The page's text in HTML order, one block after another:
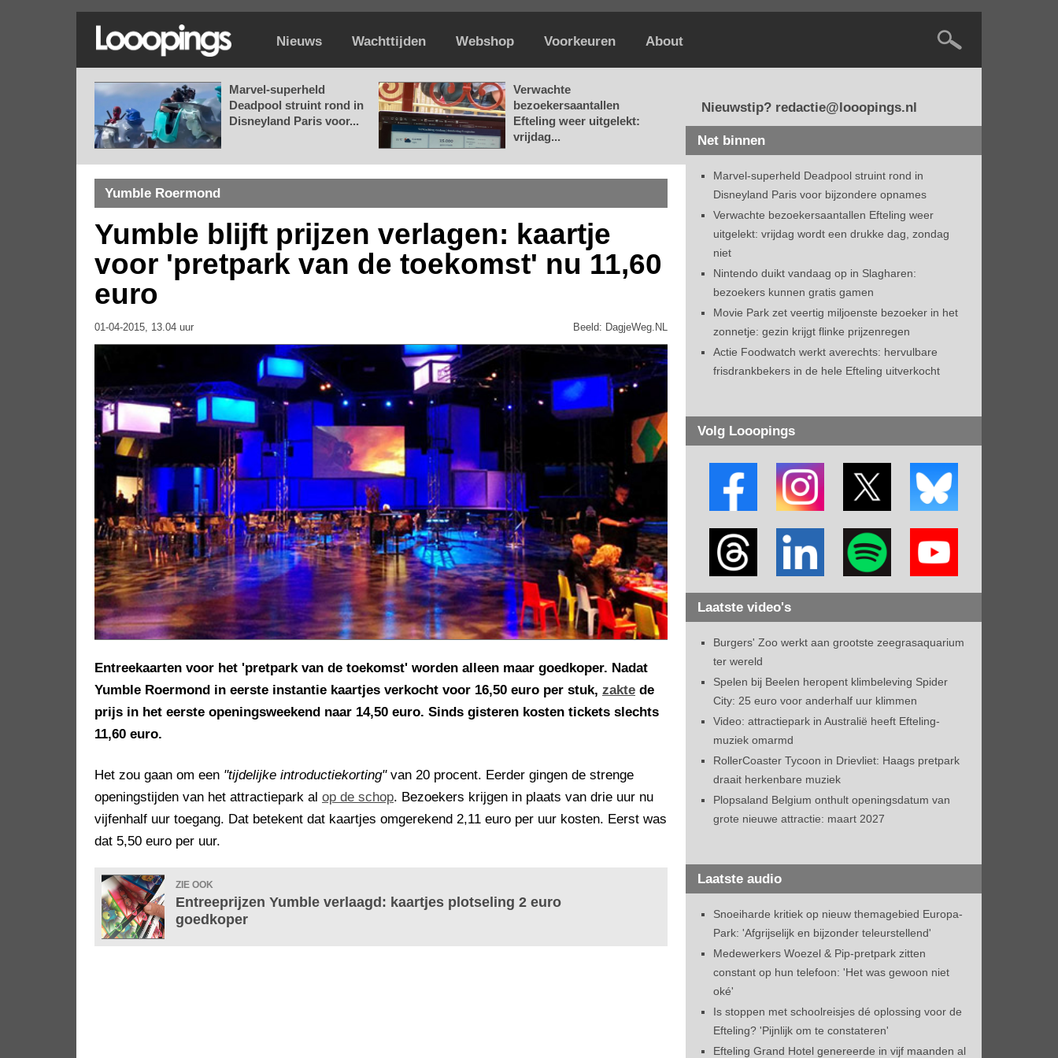
Nieuws Wachttijden Webshop Voorkeuren About
Marvel-superheld
Deadpool struint rond in
Disneyland Paris voor...
Verwachte
bezoekersaantallen
Efteling weer uitgelekt:
vrijdag...
Yumble Roermond
Yumble blijft prijzen verlagen: kaartje
voor 'pretpark van de toekomst' nu 11,60
euro
01-04-2015, 13.04 uur Beeld: DagjeWeg.NL
Entreekaarten voor het 'pretpark van de toekomst' worden alleen maar goedkoper. Nadat
Yumble Roermond in eerste instantie kaartjes verkocht voor 16,50 euro per stuk, zakte de
prijs in het eerste openingsweekend naar 14,50 euro. Sinds gisteren kosten tickets slechts
11,60 euro.
Het zou gaan om een "tijdelijke introductiekorting"van 20 procent. Eerder gingen de strenge
openingstijden van het attractiepark al op de schop. Bezoekers krijgen in plaats van drie uur nu
vijfenhalf uur toegang. Dat betekent dat kaartjes omgerekend 2,11 euro per uur kosten. Eerst was
dat 5,50 euro per uur.
ZIE OOK
Entreeprijzen Yumble verlaagd: kaartjes plotseling 2 euro
goedkoper
Nieuwstip? redactie@looopings.nl
Net binnen
Marvel-superheld Deadpool struint rond in
Disneyland Paris voor bijzondere opnames
Verwachte bezoekersaantallen Efteling weer
uitgelekt: vrijdag wordt een drukke dag, zondag
niet
Nintendo duikt vandaag op in Slagharen:
bezoekers kunnen gratis gamen
Movie Park zet veertig miljoenste bezoeker in het
zonnetje: gezin krijgt flinke prijzenregen
Actie Foodwatch werkt averechts: hervulbare
frisdrankbekers in de hele Efteling uitverkocht
Volg Looopings
Laatste video's
Burgers' Zoo werkt aan grootste zeegrasaquarium
ter wereld
Spelen bij Beelen heropent klimbeleving Spider
City: 25 euro voor anderhalf uur klimmen
Video: attractiepark in Australië heeft Efteling-
muziek omarmd
RollerCoaster Tycoon in Drievliet: Haags pretpark
draait herkenbare muziek
Plopsaland Belgium onthult openingsdatum van
grote nieuwe attractie: maart 2027
Laatste audio
Snoeiharde kritiek op nieuw themagebied Europa-
Park: 'Afgrijselijk en bijzonder teleurstellend'
Medewerkers Woezel & Pip-pretpark zitten
constant op hun telefoon: 'Het was gewoon niet
oké'
Is stoppen met schoolreisjes dé oplossing voor de
Efteling? 'Pijnlijk om te constateren'
Efteling Grand Hotel genereerde in vijf maanden al